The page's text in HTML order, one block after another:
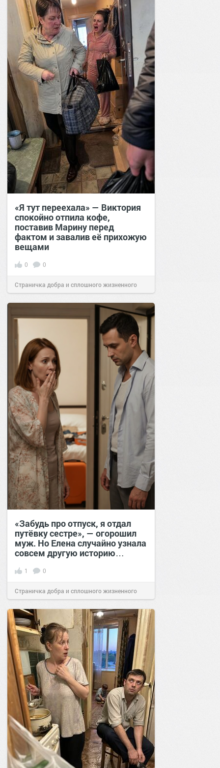
«Я тут переехала» — Виктория
спокойно отпила кофе,
поставив Марину перед
фактом и завалив её прихожую
вещами
0 0
Страничка добра и сплошного жизненного
позитива!19:38Сегодня
«Забудь про отпуск, я отдал
путёвку сестре», — огорошил
муж. Но Елена случайно узнала
совсем другую историю…
1 0
Страничка добра и сплошного жизненного
позитива!00:28Вчера